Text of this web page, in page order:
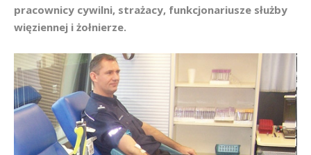
pracownicy cywilni, strażacy, funkcjonariusze służby
więziennej i żołnierze.